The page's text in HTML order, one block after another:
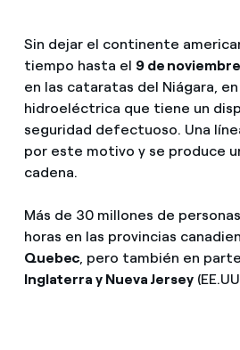
Sin dejar el continente
tiempo hasta el 9 de
en las cataratas del Niágara,
hidroeléctrica que tiene un
seguridad defectuoso. Una
por este motivo y se produce
cadena.
Más de 30 millones de
horas en las provincias
Quebec , pero también en
Inglaterra y Nueva Jersey